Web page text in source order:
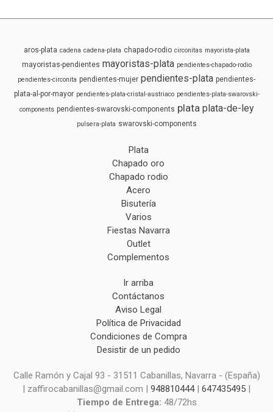
aros-plata cadena cadena-plata chapado-rodio circonitas mayorista-plata
mayoristas-pendientes mayoristas-plata pendientes-chapado-rodio
pendientes-circonita pendientes-mujer pendientes-plata pendientes-
plata-al-por-mayor pendientes-plata-cristal-austriaco pendientes-plata-swarovski-
components pendientes-swarovski-components plata plata-de-ley
pulsera-plata swarovski-components
Plata
Chapado oro
Chapado rodio
Acero
Bisutería
Varios
Fiestas Navarra
Outlet
Complementos
Ir arriba
Contáctanos
Aviso Legal
Política de Privacidad
Condiciones de Compra
Desistir de un pedido
Calle Ramón y Cajal 93 - 31511 Cabanillas, Navarra - (España)
| zaffirocabanillas@gmail.com | 948810444| 647435495 |
Tiempo de Entrega: 48/72hs